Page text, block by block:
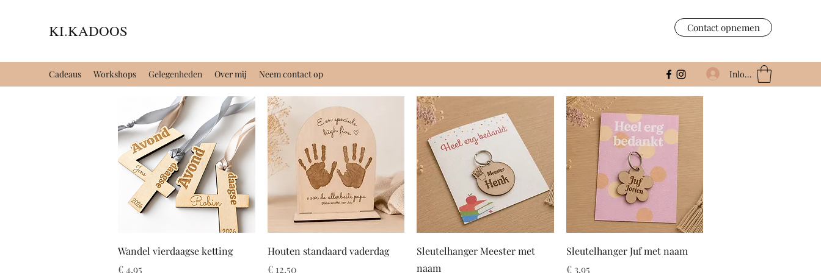
KI.KADOOS Contact opnemen
Cadeaus Workshops Gelegenheden Over mij Neem contact op Inloggen
Snel overzicht
Wandel vierdaagse ketting
Prijs
€ 4,95
Snel overzicht
Houten standaard vaderdag
Prijs
€ 12,50
Snel overzicht
Sleutelhanger Meester met
naam
Snel overzicht
Sleutelhanger Juf met naam
Prijs
€ 3,95